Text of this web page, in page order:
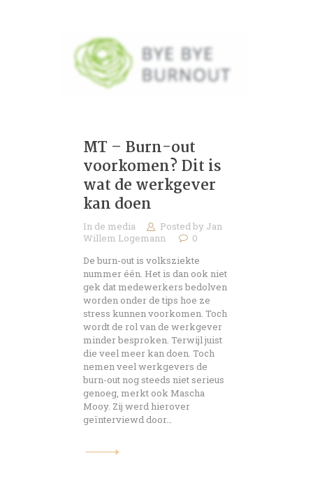
MT – Burn-out
voorkomen? Dit is
wat de werkgever
kan doen
In de media Posted by Jan
Willem Logemann
0
De burn-out is volksziekte
nummer één. Het is dan ook niet
gek dat medewerkers bedolven
worden onder de tips hoe ze
stress kunnen voorkomen. Toch
wordt de rol van de werkgever
minder besproken. Terwijl juist
die veel meer kan doen. Toch
nemen veel werkgevers de
burn-out nog steeds niet serieus
genoeg, merkt ook Mascha
Mooy. Zij werd hierover
geïnterviewd door…